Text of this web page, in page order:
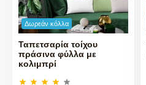
Δωρεάν κόλλα
Ταπετσαρία τοίχου
πράσινα φύλλα με
κολιμπρί